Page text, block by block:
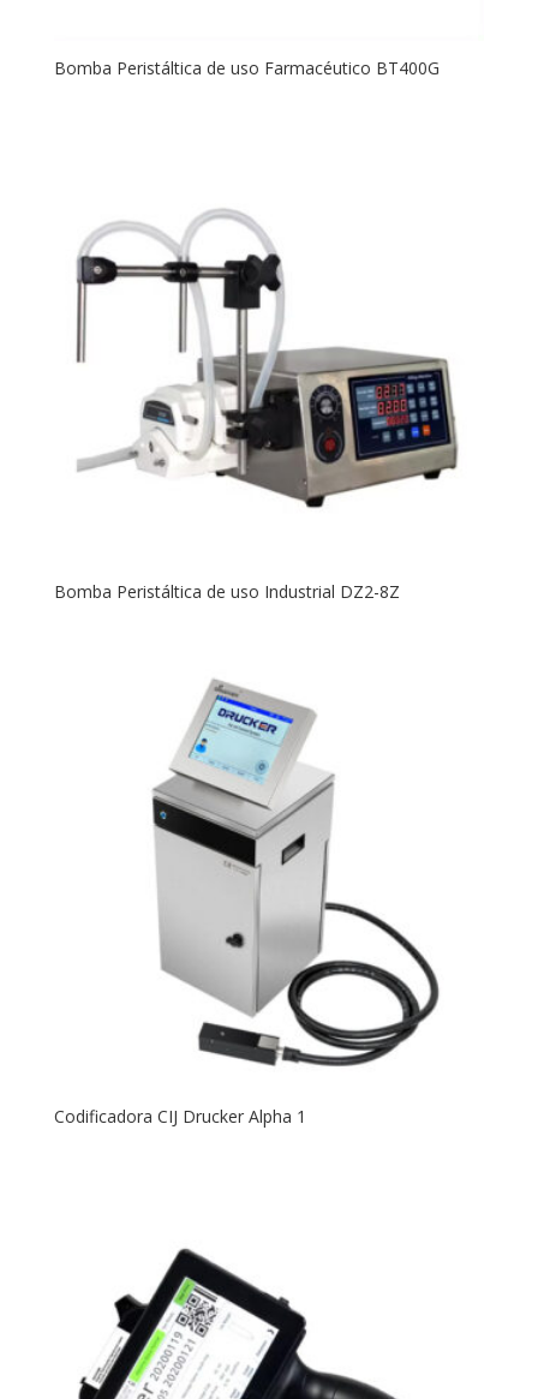
Bomba Peristáltica de uso Farmacéutico BT400G
Bomba Peristáltica de uso Industrial DZ2-8Z
Codificadora CIJ Drucker Alpha 1